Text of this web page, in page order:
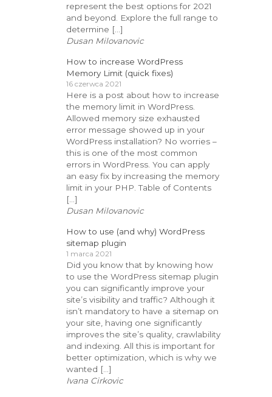
represent the best options for 2021
and beyond. Explore the full range to
determine […]
Dusan Milovanovic
How to increase WordPress
Memory Limit (quick fixes)
16 czerwca 2021
Here is a post about how to increase
the memory limit in WordPress.
Allowed memory size exhausted
error message showed up in your
WordPress installation? No worries –
this is one of the most common
errors in WordPress. You can apply
an easy fix by increasing the memory
limit in your PHP. Table of Contents
[…]
Dusan Milovanovic
How to use (and why) WordPress
sitemap plugin
1 marca 2021
Did you know that by knowing how
to use the WordPress sitemap plugin
you can significantly improve your
site’s visibility and traffic? Although it
isn’t mandatory to have a sitemap on
your site, having one significantly
improves the site’s quality, crawlability
and indexing. All this is important for
better optimization, which is why we
wanted […]
Ivana Cirkovic